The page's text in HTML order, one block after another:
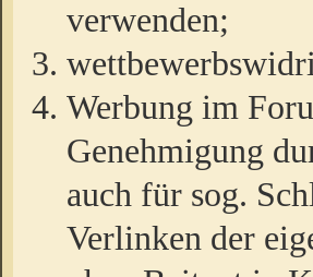
verwenden;
Werbung im
Genehmigung
auch für sog.
Verlinken der